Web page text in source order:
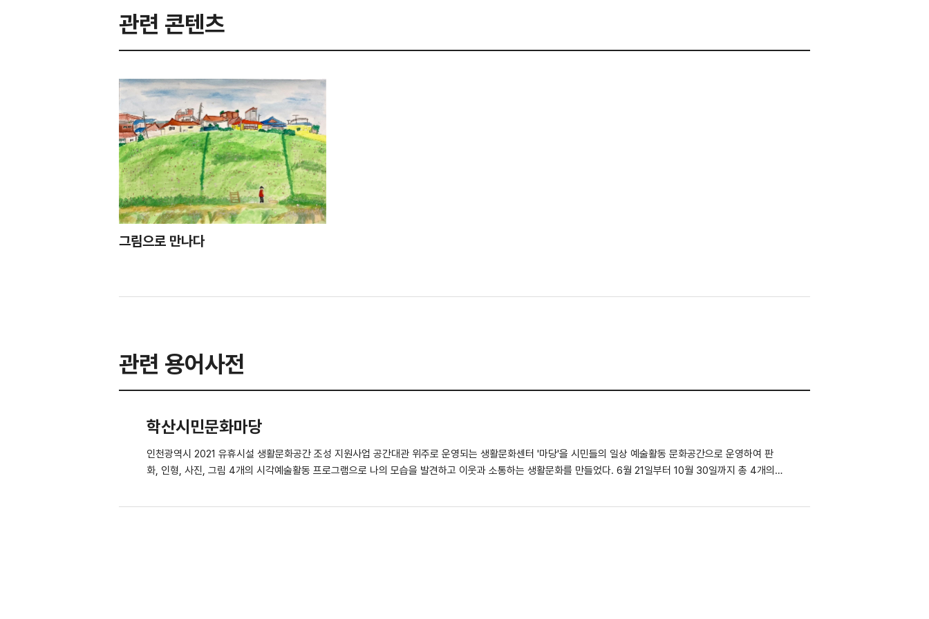
관련 콘텐츠
그림으로 만나다
관련 용어사전
학산시민문화마당
인천광역시 2021 유휴시설 생활문화공간 조성 지원사업 공간대관 위주로 운영되는 생활문화센터 '마당'을 시민들의 일상 예술활동 문화공간으로 운영하여 판
화, 인형, 사진, 그림 4개의 시각예술활동 프로그램으로 나의 모습을 발견하고 이웃과 소통하는 생활문화를 만들었다. 6월 21일부터 10월 30일까지 총 4개의